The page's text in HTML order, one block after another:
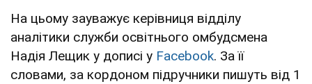
На цьому зауважує керівниця відділу
аналітики служби освітнього омбудсмена
Надія Лещик у дописі у Facebook. За її
словами, за кордоном підручники пишуть від 1